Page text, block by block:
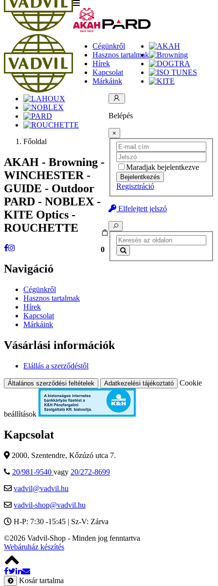
Cégünkről
Hasznos tartalmak
Hírek
Kapcsolat
Márkáink
Belépés
×
Maradjak bejelentkezve
Bejelentkezés
Regisztráció
Elfelejtett jelszó
0
Főoldal
AKAH - Browning -
WINCHESTER -
GUIDE - Outdoor
PARD - NOBLEX -
KITE Optics -
ROUCHETTE
Navigáció
Cégünkről
Hasznos tartalmak
Hírek
Kapcsolat
Márkáink
Vásárlási információk
Elállás a szerződéstől
Általános szerződési feltételek Adatkezelési tájékoztató Cookie
beállítások
Kapcsolat
2000, Szentendre, Kőzúzó utca 7.
20/981-9540 vagy 20/272-8699
vadvil@vadvil.hu
vadvil-shop@vadvil.hu
H-P: 7:30 -15:45 | Sz-V: Zárva
©2026 Vadvil-Shop - Minden jog fenntartva
Webáruház készítés
Kosár tartalma